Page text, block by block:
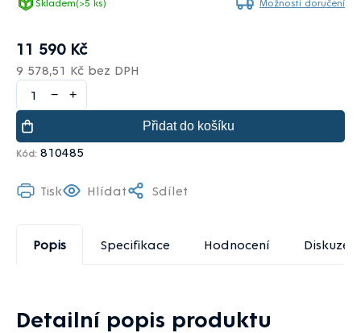
Skladem(>5 ks) Možnosti doručení
Kód: 810485
Tisk Hlídat Sdílet
11 590 Kč
9 578,51 Kč bez DPH
+
−
Přidat do košíku
Popis Specifikace Hodnocení Diskuze
Detailní popis produktu